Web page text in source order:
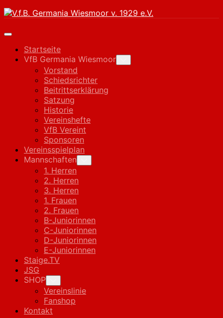
Skip
content
Expand
Startseite
VfB Germania Wiesmoor
Child
Vorstand
Schiedsrichter
Beitrittserklärung
Satzung
Historie
Vereinshefte
VfB Vereint
Sponsoren
Vereinsspielplan
Mannschaften
Child
1. Herren
2. Herren
3. Herren
1. Frauen
2. Frauen
B-Juniorinnen
C-Juniorinnen
D-Juniorinnen
E-Juniorinnen
Staige.TV
JSG
SHOP
Child
Menu
Vereinslinie
Fanshop
Kontakt